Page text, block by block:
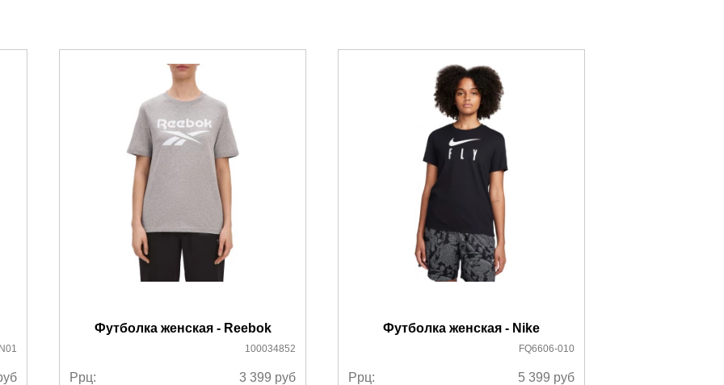
с Почтой Росии и СДЭК.
ознакомиться здесь
Футболка женская - Reebok
100034852
Ррц: 3 399 руб
Футболка женская - Nike
FQ6606-010
Ррц: 5 399 руб